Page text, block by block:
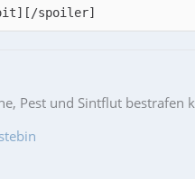
spoiler]
Pest und Sintflut bestrafen